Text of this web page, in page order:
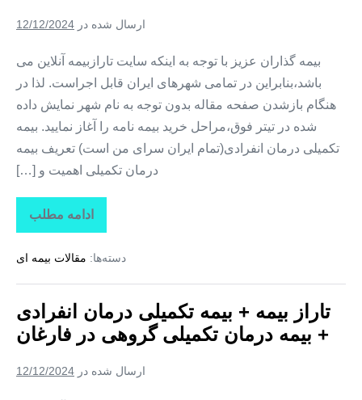
در
ارسال شده در 12/12/2024
بیمه گذاران عزیز با توجه به اینکه سایت تارازبیمه آنلاین می
باشد،بنابراین در تمامی شهرهای ایران قابل اجراست. لذا در
هنگام بازشدن صفحه مقاله بدون توجه به نام شهر نمایش داده
شده در تیتر فوق،مراحل خرید بیمه نامه را آغاز نمایید. بیمه
تکمیلی درمان انفرادی(تمام ایران سرای من است) تعریف بیمه
درمان تکمیلی اهمیت و […]
ادامه مطلب
تاراز
بیمه
بیمه
درمان
+
بیمه
درمان
تکمیلی
در
دسته‌ها: مقالات بیمه ای
تاراز بیمه + بیمه تکمیلی درمان انفرادی
+ بیمه درمان تکمیلی گروهی در فارغان
ارسال شده در 12/12/2024